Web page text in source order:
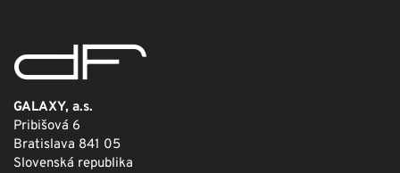
GALAXY, a.s.
Pribišová 6
Bratislava 841 05
Slovenská republika